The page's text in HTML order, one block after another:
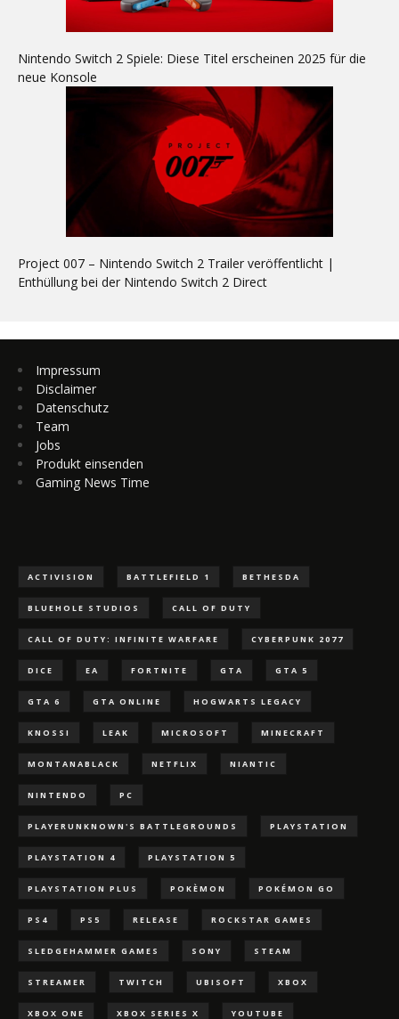
Nintendo Switch 2 Spiele: Diese Titel erscheinen 2025 für die
neue Konsole
Project 007 – Nintendo Switch 2 Trailer veröffentlicht |
Enthüllung bei der Nintendo Switch 2 Direct
Impressum
Disclaimer
Datenschutz
Team
Jobs
Produkt einsenden
Gaming News Time
ACTIVISION BATTLEFIELD 1 BETHESDA
BLUEHOLE STUDIOS CALL OF DUTY
CALL OF DUTY: INFINITE WARFARE CYBERPUNK 2077
DICE EA FORTNITE GTA GTA 5
GTA 6 GTA ONLINE HOGWARTS LEGACY
KNOSSI LEAK MICROSOFT MINECRAFT
MONTANABLACK NETFLIX NIANTIC
NINTENDO PC
PLAYERUNKNOWN'S BATTLEGROUNDS PLAYSTATION
PLAYSTATION 4 PLAYSTATION 5
PLAYSTATION PLUS POKÈMON POKÉMON GO
PS4 PS5 RELEASE ROCKSTAR GAMES
SLEDGEHAMMER GAMES SONY STEAM
STREAMER TWITCH UBISOFT XBOX
XBOX ONE XBOX SERIES X YOUTUBE